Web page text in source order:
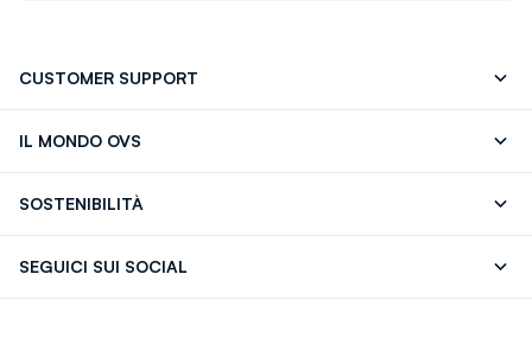
CUSTOMER SUPPORT
IL MONDO OVS
Giftcard
SOSTENIBILITÀ
SEGUICI SUI SOCIAL